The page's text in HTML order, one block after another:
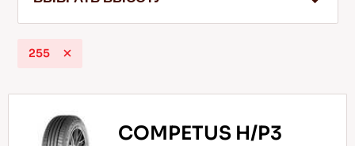
ОБСЛУЖИВАНИЕ И ПОМОЩЬ
255
COMPETUS H/P3